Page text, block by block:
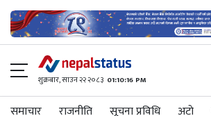
शुक्रबार​, साउन २२ २०८३ 01:10:16 PM
समाचार राजनीति सूचना प्रविधि अटाे